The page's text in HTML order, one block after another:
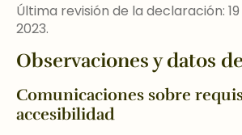
Última revisión de la declaración:
2023.
Observaciones y datos
Comunicaciones sobre
accesibilidad